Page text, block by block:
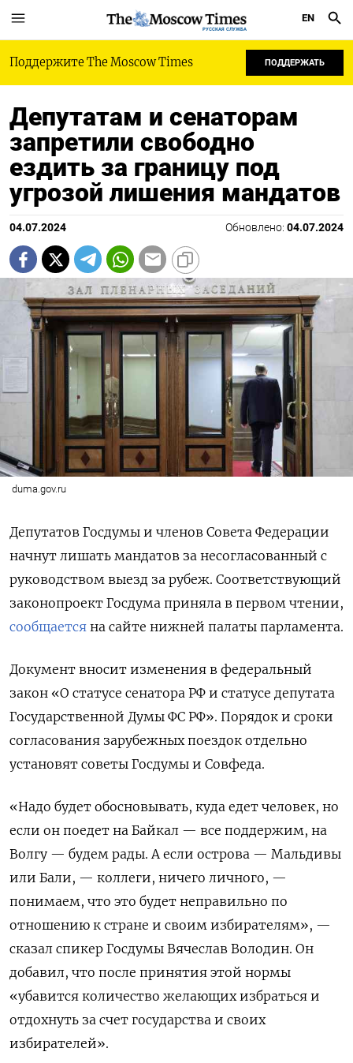
РУССКАЯ СЛУЖБА
EN
Поддержите The Moscow Times ПОДДЕРЖАТЬ
Депутатам и сенаторам
запретили свободно
ездить за границу под
угрозой лишения мандатов
04.07.2024 Обновлено: 04.07.2024
duma.gov.ru
Депутатов Госдумы и членов Совета Федерации
начнут лишать мандатов за несогласованный с
руководством выезд за рубеж. Соответствующий
законопроект Госдума приняла в первом чтении,
сообщается на сайте нижней палаты парламента.
Документ вносит изменения в федеральный
закон «О статусе сенатора РФ и статусе депутата
Государственной Думы ФС РФ». Порядок и сроки
согласования зарубежных поездок отдельно
установят советы Госдумы и Совфеда.
«Надо будет обосновывать, куда едет человек, но
если он поедет на Байкал — все поддержим, на
Волгу — будем рады. А если острова — Мальдивы
или Бали, — коллеги, ничего личного, —
понимаем, что это будет неправильно по
отношению к стране и своим избирателям», —
сказал спикер Госдумы Вячеслав Володин. Он
добавил, что после принятия этой нормы
«убавится количество желающих избраться и
отдохнуть за счет государства и своих
избирателей».